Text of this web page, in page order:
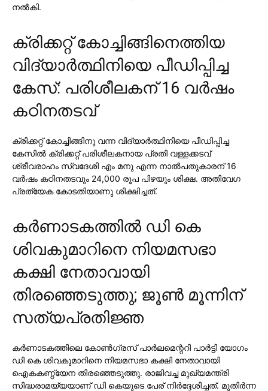
നല്‍കി.
ക്രിക്കറ്റ് കോച്ചിങ്ങിനെത്തിയ
വിദ്യാര്‍ത്ഥിനിയെ പീഡിപ്പിച്ച
കേസ്: പരിശീലകന് 16 വര്‍ഷം
കഠിനതടവ്
ക്രിക്കറ്റ് കോച്ചിങ്ങിനു വന്ന വിദ്യാര്‍ത്ഥിനിയെ പീഡിപ്പിച്ച
കേസില്‍ ക്രിക്കറ്റ് പരിശീലകനായ പ്രതി വള്ളക്കടവ്
ശ്രീവരാഹം സ്വദേശി എം മനു എന്ന നാല്‍പതുകാരന് 16
വര്‍ഷം കഠിനതടവും 24,000 രൂപ പിഴയും ശിക്ഷ. അതിവേഗ
പ്രത്യേക കോടതിയാണു ശിക്ഷിച്ചത്.
കര്‍ണാടകത്തില്‍ ഡി കെ
ശിവകുമാറിനെ നിയമസഭാ
കക്ഷി നേതാവായി
തിരഞ്ഞെടുത്തു; ജൂണ്‍ മൂന്നിന്
സത്യപ്രതിജ്ഞ
കര്‍ണാടകത്തിലെ കോണ്‍ഗ്രസ് പാര്‍ലമെന്ററി പാര്‍ട്ടി യോഗം
ഡി കെ ശിവകുമാറിനെ നിയമസഭാ കക്ഷി നേതാവായി
ഐകകണ്ഠ്യേന തിരഞ്ഞെടുത്തു. രാജിവച്ച മുഖ്യമന്ത്രി
സിദ്ധരാമയ്യയാണ് ഡി കെയുടെ പേര് നിര്‍ദ്ദേശിച്ചത്. മുതിര്‍ന്ന